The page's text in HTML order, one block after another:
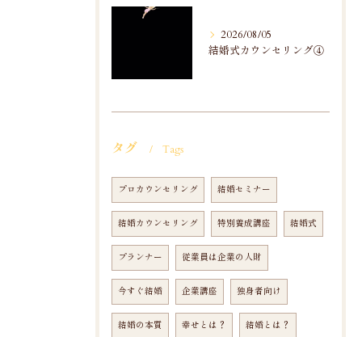
2026/08/05
結婚式カウンセリング④
タグ Tags
プロカウンセリング 結婚セミナー
結婚カウンセリング 特別養成講座 結婚式
プランナー 従業員は企業の人財
今すぐ結婚 企業講座 独身者向け
結婚の本質 幸せとは？ 結婚とは？